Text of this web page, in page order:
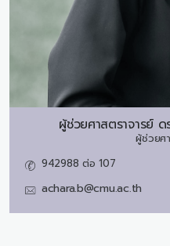
ผู้ช่วยศาสตราจารย์ ด
ผู้ช่วยศ
942988 ต่อ 107
achara.b@cmu.ac.th